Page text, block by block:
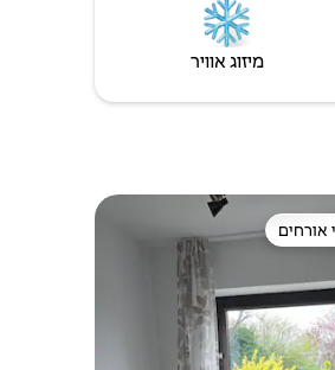
מיזוג אוויר
אורחים
אורחים